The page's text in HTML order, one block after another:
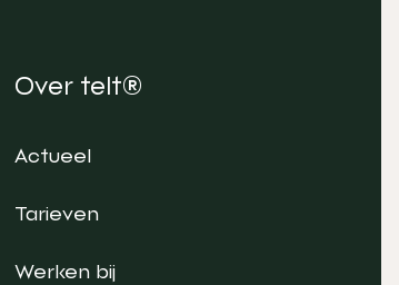
Over telt®
Actueel
Tarieven
Werken bij